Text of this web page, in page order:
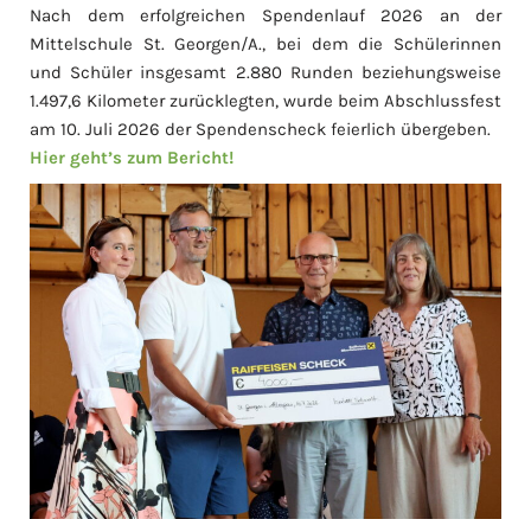
Nach dem erfolgreichen Spendenlauf 2026 an der
Mittelschule St. Georgen/A., bei dem die Schülerinnen
und Schüler insgesamt 2.880 Runden beziehungsweise
1.497,6 Kilometer zurücklegten, wurde beim Abschlussfest
am 10. Juli 2026 der Spendenscheck feierlich übergeben.
Hier geht’s zum Bericht!